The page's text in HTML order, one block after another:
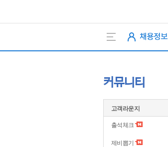
채용정보
커뮤니티
고객라운지
출석체크
제비뽑기